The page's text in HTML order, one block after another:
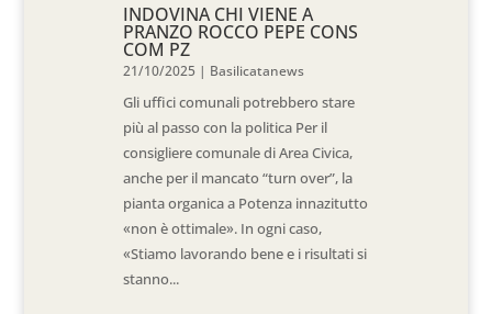
INDOVINA CHI VIENE A
PRANZO ROCCO PEPE CONS
COM PZ
21/10/2025 | Basilicatanews
Gli uffici comunali potrebbero stare
più al passo con la politica Per il
consigliere comunale di Area Civica,
anche per il mancato “turn over”, la
pianta organica a Potenza innazitutto
«non è ottimale». In ogni caso,
«Stiamo lavorando bene e i risultati si
stanno...